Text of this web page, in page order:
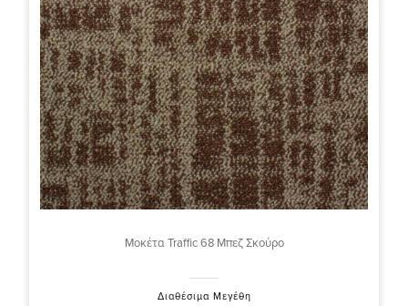
Μοκέτα Traffic 68 Μπεζ Σκούρο
Διαθέσιμα Μεγέθη